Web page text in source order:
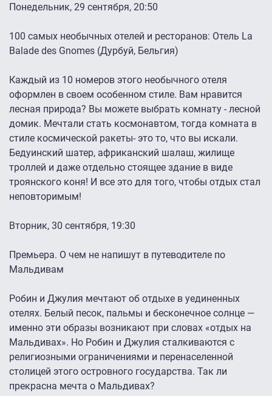
Понедельник, 29 сентября, 20:50
100 самых необычных отелей и ресторанов: Отель La
Balade des Gnomes (Дурбуй, Бельгия)
Каждый из 10 номеров этого необычного отеля
оформлен в своем особенном стиле. Вам нравится
лесная природа? Вы можете выбрать комнату - лесной
домик. Мечтали стать космонавтом, тогда комната в
стиле космической ракеты- это то, что вы искали.
Бедуинский шатер, африканский шалаш, жилище
троллей и даже отдельно стоящее здание в виде
троянского коня! И все это для того, чтобы отдых стал
неповторимым!
Вторник, 30 сентября, 19:30
Премьера. О чем не напишут в путеводителе по
Мальдивам
Робин и Джулия мечтают об отдыхе в уединенных
отелях. Белый песок, пальмы и бесконечное солнце —
именно эти образы возникают при словах «отдых на
Мальдивах». Но Робин и Джулия сталкиваются с
религиозными ограничениями и перенаселенной
столицей этого островного государства. Так ли
прекрасна мечта о Мальдивах?